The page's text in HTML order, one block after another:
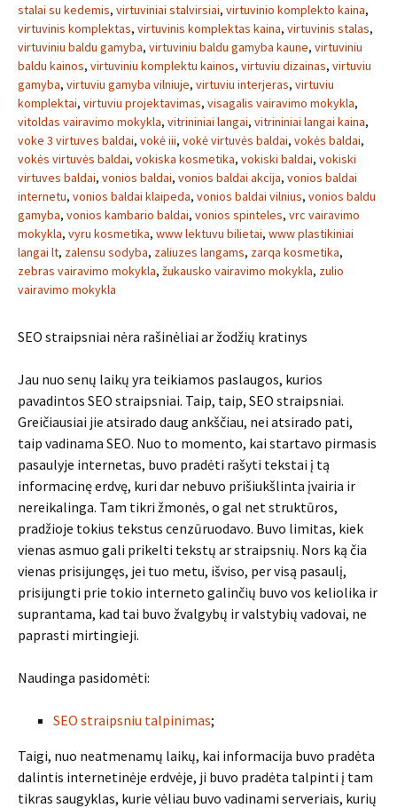
stalai su kedemis, virtuviniai stalvirsiai, virtuvinio komplekto kaina,
virtuvinis komplektas, virtuvinis komplektas kaina, virtuvinis stalas,
virtuviniu baldu gamyba, virtuviniu baldu gamyba kaune, virtuviniu
baldu kainos, virtuviniu komplektu kainos, virtuviu dizainas, virtuviu
gamyba, virtuviu gamyba vilniuje, virtuviu interjeras, virtuviu
komplektai, virtuviu projektavimas, visagalis vairavimo mokykla,
vitoldas vairavimo mokykla, vitrininiai langai, vitrininiai langai kaina,
voke 3 virtuves baldai, vokė iii, vokė virtuvės baldai, vokės baldai,
vokės virtuvės baldai, vokiska kosmetika, vokiski baldai, vokiski
virtuves baldai, vonios baldai, vonios baldai akcija, vonios baldai
internetu, vonios baldai klaipeda, vonios baldai vilnius, vonios baldu
gamyba, vonios kambario baldai, vonios spinteles, vrc vairavimo
mokykla, vyru kosmetika, www lektuvu bilietai, www plastikiniai
langai lt, zalensu sodyba, zaliuzes langams, zarqa kosmetika,
zebras vairavimo mokykla, žukausko vairavimo mokykla, zulio
vairavimo mokykla
SEO straipsniai nėra rašinėliai ar žodžių kratinys
Jau nuo senų laikų yra teikiamos paslaugos, kurios
pavadintos SEO straipsniai. Taip, taip, SEO straipsniai.
Greičiausiai jie atsirado daug ankščiau, nei atsirado pati,
taip vadinama SEO. Nuo to momento, kai startavo pirmasis
pasaulyje internetas, buvo pradėti rašyti tekstai į tą
informacinę erdvę, kuri dar nebuvo prišiukšlinta įvairia ir
nereikalinga. Tam tikri žmonės, o gal net struktūros,
pradžioje tokius tekstus cenzūruodavo. Buvo limitas, kiek
vienas asmuo gali prikelti tekstų ar straipsnių. Nors ką čia
vienas prisijungęs, jei tuo metu, išviso, per visą pasaulį,
prisijungti prie tokio interneto galinčių buvo vos keliolika ir
suprantama, kad tai buvo žvalgybų ir valstybių vadovai, ne
paprasti mirtingieji.
Naudinga pasidomėti:
SEO straipsniu talpinimas;
Taigi, nuo neatmenamų laikų, kai informacija buvo pradėta
dalintis internetinėje erdvėje, ji buvo pradėta talpinti į tam
tikras saugyklas, kurie vėliau buvo vadinami serveriais, kurių